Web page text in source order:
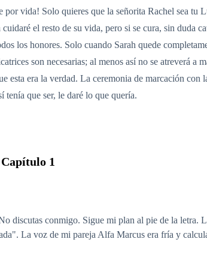
por vida! Solo quieres que la señorita Rachel sea tu
cuidaré el resto de su vida, pero si se cura, sin duda
los honores. Solo cuando Sarah quede
son necesarias; al menos así no se atreverá
esta era la verdad. La ceremonia de marcación con
tenía que ser, le daré lo que quería.
Capítulo 1
discutas conmigo. Sigue mi plan al pie de la letra.
La voz de mi pareja Alfa Marcus era fría y